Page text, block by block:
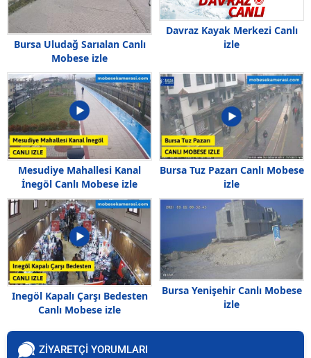
Bursa Uludağ Sarıalan Canlı
Mobese izle
Davraz Kayak Merkezi Canlı
izle
Mesudiye Mahallesi Kanal
İnegöl Canlı Mobese izle
Bursa Tuz Pazarı Canlı Mobese
izle
Inegöl Kapalı Çarşı Bedesten
Canlı Mobese izle
Bursa Yenişehir Canlı Mobese
izle
ZİYARETÇİ YORUMLARI